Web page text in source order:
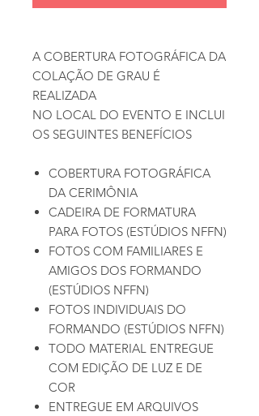
A COBERTURA FOTOGRÁFICA DA
COLAÇÃO DE GRAU É
REALIZADA
NO LOCAL DO EVENTO E INCLUI
OS SEGUINTES BENEFÍCIOS
COBERTURA FOTOGRÁFICA
DA CERIMÔNIA
CADEIRA DE FORMATURA
PARA FOTOS (ESTÚDIOS NFFN)
FOTOS COM FAMILIARES E
AMIGOS DOS FORMANDO
(ESTÚDIOS NFFN)
FOTOS INDIVIDUAIS DO
FORMANDO (ESTÚDIOS NFFN)
TODO MATERIAL ENTREGUE
COM EDIÇÃO DE LUZ E DE
COR
ENTREGUE EM ARQUIVOS